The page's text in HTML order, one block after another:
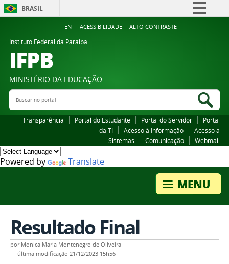
BRASIL
Simplifique!
Legislação
EN ACESSIBILIDADE ALTO CONTRASTE
Instituto Federal da Paraiba
IFPB
MINISTÉRIO DA EDUCAÇÃO
Buscar no portal
Transparência Portal do Estudante Portal do Servidor
Portal
da TI
Acesso à Informação
Acesso a
Sistemas
Comunicação Webmail
Powered by Translate
Resultado Final
por Monica Maria Montenegro de Oliveira
— última modificação 21/12/2023 15h56